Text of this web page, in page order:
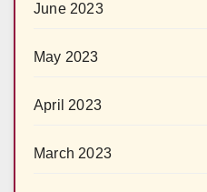
June 2023
May 2023
April 2023
March 2023